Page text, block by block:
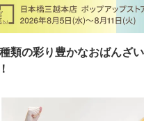
類の彩り豊かなおばんざ